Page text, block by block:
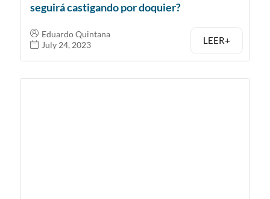
seguirá castigando por doquier?
Eduardo Quintana
July 24, 2023
LEER+